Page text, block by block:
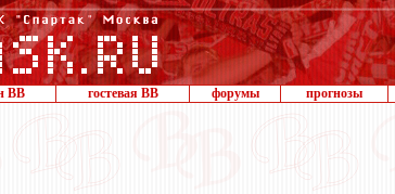
ВВ гостевая ВВ форумы прогнозы